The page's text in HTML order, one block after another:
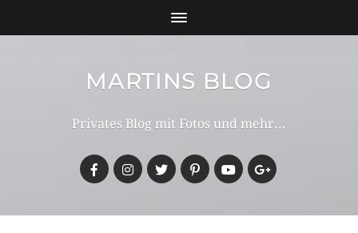
MARTINS BLOG
Privates Blog mit Fotos und mehr...